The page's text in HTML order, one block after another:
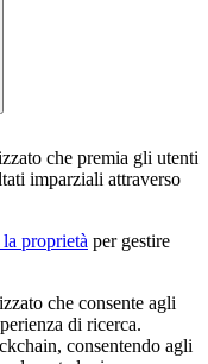
che premia gli utenti
imparziali attraverso
proprietà per gestire
che consente agli
di ricerca.
consentendo agli